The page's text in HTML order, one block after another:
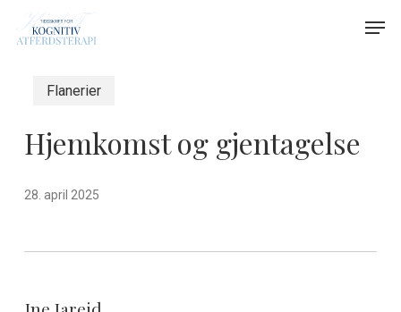
Flanerier
Hjemkomst og gjentagelse
28. april 2025